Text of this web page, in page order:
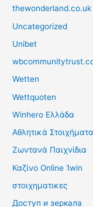
thewonderland.co.uk
Uncategorized
Unibet
Wetten
Wettquoten
Winhero Ελλάδα
Αθλητικά Στοιχήματα
Ζωντανά Παιχνίδια
Καζίνο Online 1win
στοιχηματικες
Доступ и зеркала